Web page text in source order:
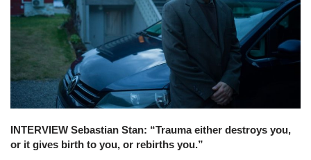
INTERVIEW Sebastian Stan: “Trauma either destroys you,
or it gives birth to you, or rebirths you.”